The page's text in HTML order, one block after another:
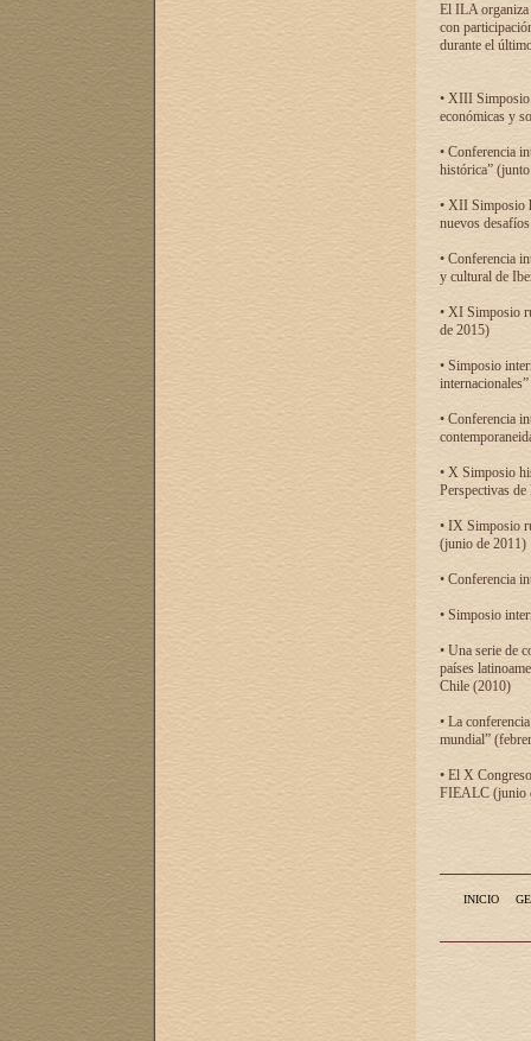
El ILA organiza
con
durante el
• XIII Simposio
económicas y
• Conferencia
histórica”
• XII Simposio
nuevos
• Conferencia
y cultural de
• XI Simposio
de 2015)
• Simposio
• Conferencia
• X Simposio
Perspectivas
• IX Simposio
(junio de 2011)
• Conferencia
• Simposio
• Una serie de
países
Chile (2010)
• La
mundial”
• El X
FIEALC (junio
INICIO